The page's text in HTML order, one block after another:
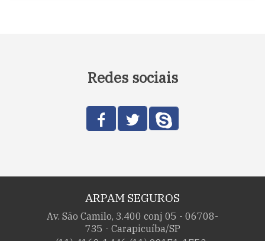
Redes sociais
ARPAM SEGUROS
Av. São Camilo, 3.400 conj 05 - 06708-
735 - Carapicuíba/SP